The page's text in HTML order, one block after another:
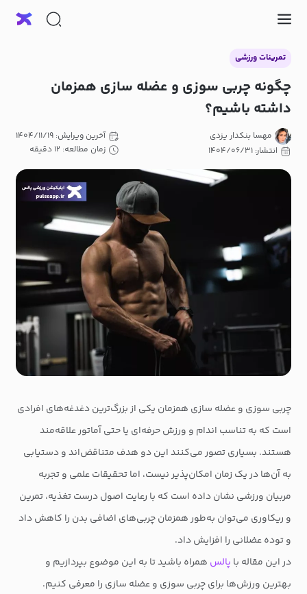
تمرینات ورزشی
چگونه چربی سوزی و عضله سازی همزمان
داشته باشیم؟
مهسا بنکدار یزدی
انتشار: ۱۴۰۴/۰۶/۳۱
آخرین ویرایش: ۱۴۰۴/۱۱/۱۹
زمان مطالعه: ۱۲ دقیقه
چربی سوزی و عضله سازی همزمان یکی از بزرگ‌ترین دغدغه‌های افرادی
است که به تناسب اندام و ورزش حرفه‌ای یا حتی آماتور علاقه‌مند
هستند. بسیاری تصور می‌کنند این دو هدف متناقض‌اند و دستیابی
به آن‌ها در یک زمان امکان‌پذیر نیست، اما تحقیقات علمی و تجربه
مربیان ورزشی نشان داده است که با رعایت اصول درست تغذیه، تمرین
و ریکاوری می‌توان به‌طور همزمان چربی‌های اضافی بدن را کاهش داد
و توده عضلانی را افزایش داد.
در این مقاله با پالس همراه باشید تا به این موضوع بپردازیم و
بهترین ورزش‌ها برای چربی سوزی و عضله سازی را معرفی کنیم.